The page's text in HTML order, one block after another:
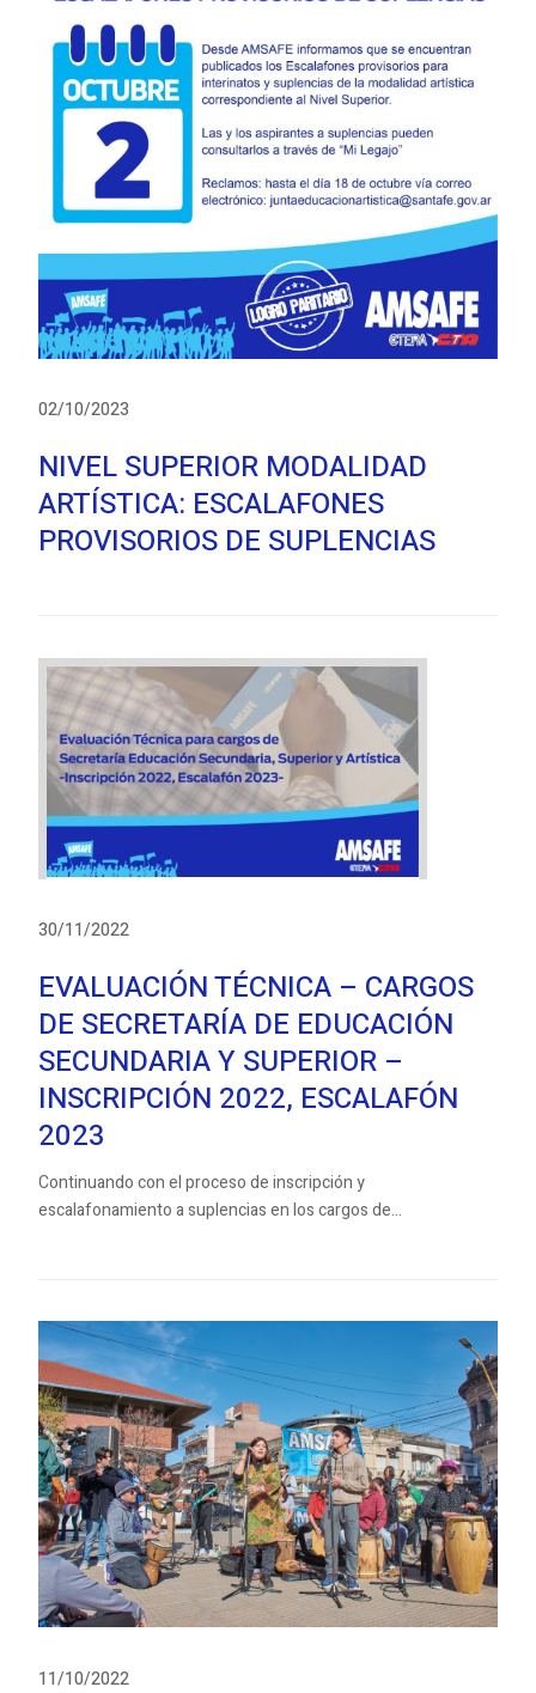
02/10/2023
NIVEL SUPERIOR MODALIDAD
ARTÍSTICA: ESCALAFONES
PROVISORIOS DE SUPLENCIAS
30/11/2022
EVALUACIÓN TÉCNICA – CARGOS
DE SECRETARÍA DE EDUCACIÓN
SECUNDARIA Y SUPERIOR –
INSCRIPCIÓN 2022, ESCALAFÓN
2023
Continuando con el proceso de inscripción y
escalafonamiento a suplencias en los cargos de...
11/10/2022